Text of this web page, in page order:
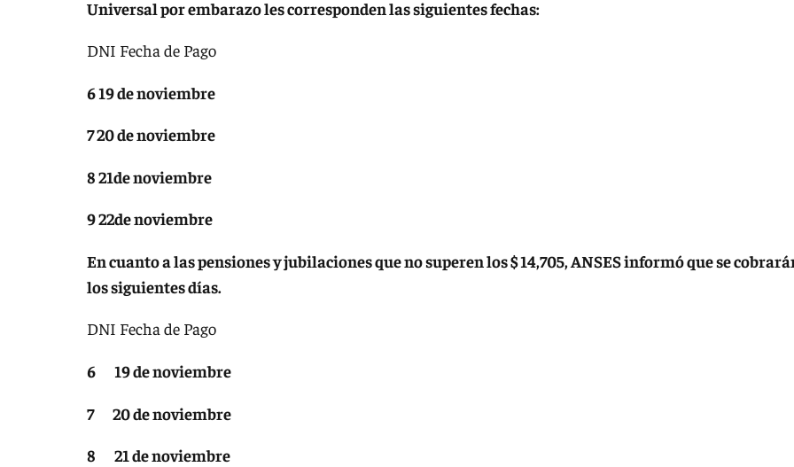
Universal por embarazo les corresponden las siguientes fechas:
DNI Fecha de Pago
6 19 de noviembre
7 20 de noviembre
8 21de noviembre
9 22de noviembre
En cuanto a las pensiones y jubilaciones que no superen los $ 14,705, ANSES informó que se
los siguientes días.
DNI Fecha de Pago
6 19 de noviembre
7 20 de noviembre
8 21 de noviembre